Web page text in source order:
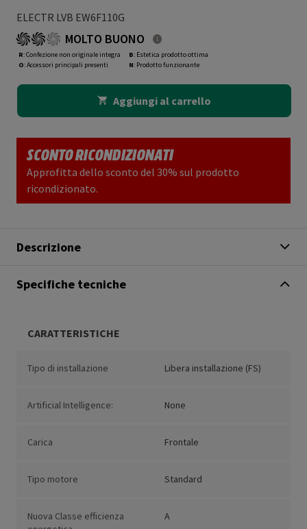
ELECTR LVB EW6F110G
MOLTO BUONO
R: Confezione non originale integra
O: Accessori principali presenti
B: Estetica prodotto ottima
N: Prodotto funzionante
Aggiungi al carrello
SCONTO RICONDIZIONATI
Approfitta dello sconto del 30% sul prodotto
ricondizionato.
Descrizione
Specifiche tecniche
CARATTERISTICHE
Tipo di installazione Libera installazione (FS)
Artificial Intelligence: None
Carica Frontale
Tipo motore Standard
Nuova Classe efficienza
A